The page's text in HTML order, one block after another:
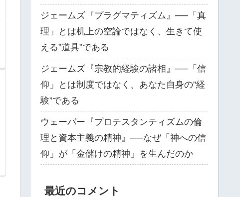
ジェームズ『プラグマティズム』──「真
理」とは机上の空論ではなく、生きて使
える”道具”である
ジェームズ『宗教的経験の諸相』──「信
仰」とは制度ではなく、あなた自身の”経
験”である
ウェーバー『プロテスタンティズムの倫
理と資本主義の精神』──なぜ「神への信
仰」が「金儲けの精神」を生んだのか
最近のコメント